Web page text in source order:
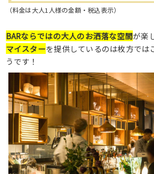
（料金は大人1人様の金額・税込表示）
BARならではの大人のお洒落な空間が楽
マイスターを提供しているのは枚方では
うです！